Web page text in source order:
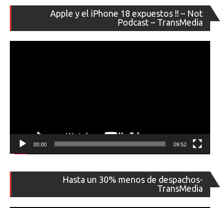
Apple y el iPhone 18 expuestos !! – Not
Podcast – TransMedia
de
00:00 09:52
Hasta un 30% menos de despachos-
TransMedia
de